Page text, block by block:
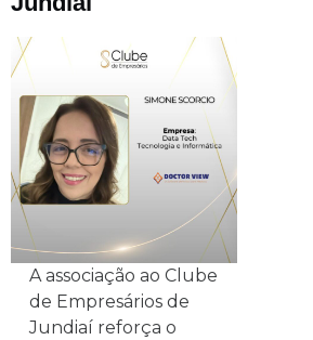
A associação ao Clube
de Empresários de
Jundiaí reforça o